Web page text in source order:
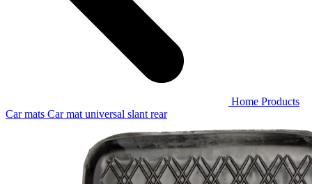
Home Products
Car mats Car mat universal slant rear